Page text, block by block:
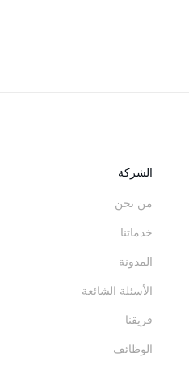
الشركة
من نحن
خدماتنا
المدونة
الأسئلة الشائعة
فريقنا
الوظائف